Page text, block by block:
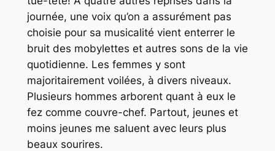
journée, une voix qu’on a assurément pas
choisie pour sa musicalité vient enterrer le
bruit des mobylettes et autres sons de la vie
quotidienne. Les femmes y sont
majoritairement voilées, à divers niveaux.
Plusieurs hommes arborent quant à eux le
fezcomme couvre-chef. Partout, jeunes et
moins jeunes me saluent avec leurs plus
beaux sourires.